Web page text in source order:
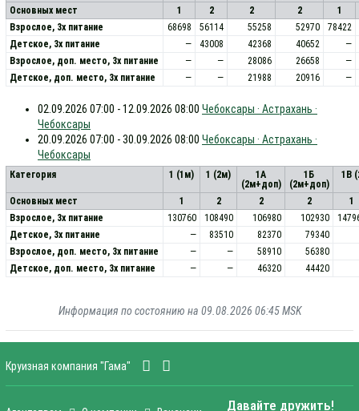
Основных мест 1 2 2 2
1
Взрослое, 3х питание
68698 56114 55258 52970
78422
Детское, 3х питание
— 43008 42368 40652
—
Взрослое, доп. место, 3x питание
— — 28086 26658
—
Детское, доп. место, 3x питание
— — 21988 20916 —
02.09.2026 07:00 - 12.09.2026 08:00 Чебоксары · Астрахань ·
Чебоксары
20.09.2026 07:00 - 30.09.2026 08:00 Чебоксары · Астрахань ·
Чебоксары
Категория 1 (1м) 1 (2м)
1А
(2м+доп)
1Б
(2м+доп)
1В
Основных мест 1 2 2 2
1
Взрослое, 3х питание
130760 108490 106980 102930
Детское, 3х питание
— 83510 82370
79340
Взрослое, доп. место, 3x питание
— — 58910
56380
Детское, доп. место, 3x питание
— — 46320 44420
Информация по состоянию на 09.08.2026 06:45 MSK
Круизная компания "Гама"
Давайте дружить!